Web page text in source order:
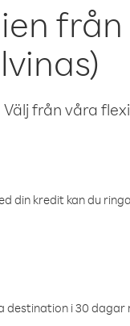
från våra
kredit kan du
i 30 dagar